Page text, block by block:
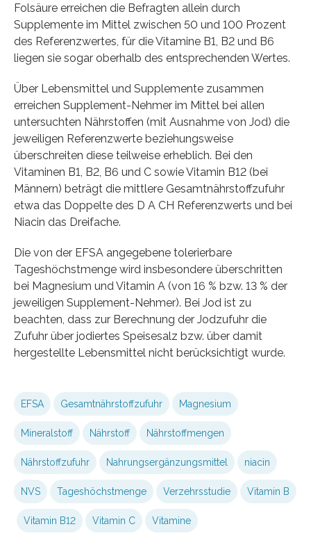
Folsäure erreichen die Befragten allein durch
Supplemente im Mittel zwischen 50 und 100 Prozent
des Referenzwertes, für die Vitamine B1, B2 und B6
liegen sie sogar oberhalb des entsprechenden Wertes.
Über Lebensmittel und Supplemente zusammen
erreichen Supplement-Nehmer im Mittel bei allen
untersuchten Nährstoffen (mit Ausnahme von Jod) die
jeweiligen Referenzwerte beziehungsweise
überschreiten diese teilweise erheblich. Bei den
Vitaminen B1, B2, B6 und C sowie Vitamin B12 (bei
Männern) beträgt die mittlere Gesamtnährstoffzufuhr
etwa das Doppelte des D A CH Referenzwerts und bei
Niacin das Dreifache.
Die von der EFSA angegebene tolerierbare
Tageshöchstmenge wird insbesondere überschritten
bei Magnesium und Vitamin A (von 16 % bzw. 13 % der
jeweiligen Supplement-Nehmer). Bei Jod ist zu
beachten, dass zur Berechnung der Jodzufuhr die
Zufuhr über jodiertes Speisesalz bzw. über damit
hergestellte Lebensmittel nicht berücksichtigt wurde.
EFSA Gesamtnährstoffzufuhr Magnesium
Mineralstoff Nährstoff Nährstoffmengen
Nährstoffzufuhr Nahrungsergänzungsmittel niacin
NVS Tageshöchstmenge Verzehrsstudie Vitamin B
Vitamin B12 Vitamin C Vitamine